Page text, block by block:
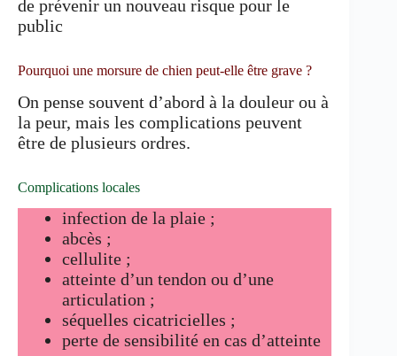
de prévenir un nouveau risque pour le
public
Pourquoi une morsure de chien peut-elle être grave ?
On pense souvent d’abord à la douleur ou à
la peur, mais les complications peuvent
être de plusieurs ordres.
Complications locales
infection de la plaie ;
abcès ;
cellulite ;
atteinte d’un tendon ou d’une
articulation ;
séquelles cicatricielles ;
perte de sensibilité en cas d’atteinte